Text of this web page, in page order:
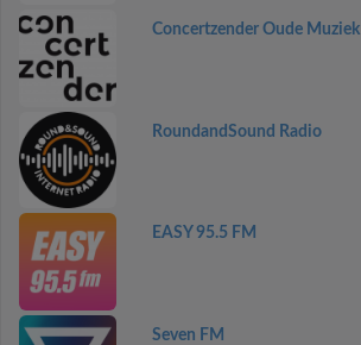
Concertzender Oude Muziek
RoundandSound Radio
EASY 95.5 FM
Seven FM